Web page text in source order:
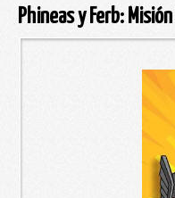
Phineas y Ferb: